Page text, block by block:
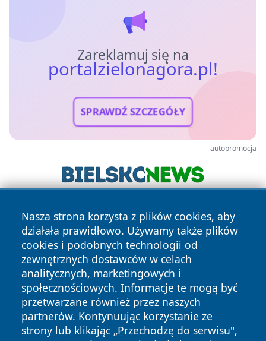
Zareklamuj się na
portalzielonagora.pl!
SPRAWDŹ SZCZEGÓŁY
autopromocja
Nasza strona korzysta z plików cookies, aby
działała prawidłowo. Używamy także plików
cookies i podobnych technologii od
zewnętrznych dostawców w celach
analitycznych, marketingowych i
społecznościowych. Informacje te mogą być
przetwarzane również przez naszych
partnerów. Kontynuując korzystanie ze
strony lub klikając „Przechodzę do serwisu",
Copyright © 2026 portalzielonagora.pl Wszystkie prawa
zastrzeżone.
Polityka Polityka